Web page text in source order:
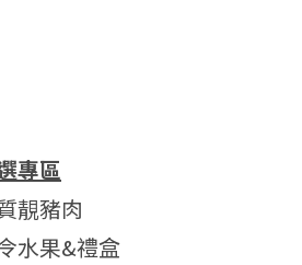
專區
靚豬肉
水果&禮盒